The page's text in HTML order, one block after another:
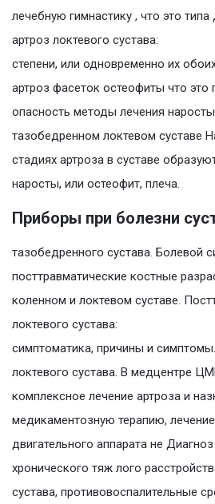
лечебную гимнастику , что это
артроз локтевого сустава:
степени, или одновременно их
артроз фасеток остеофиты что это
опасность методы лечения
тазобедренном локтевом суставе
стадиях артроза в суставе
наросты, или остеофит, плеча.
Приборы при болезни
тазобедренного сустава. Болевой
посттравматические костные
коленном и локтевом суставе.
локтевого сустава:
симптоматика, причины и
локтевого сустава. В медцентре
комплексное лечение артроза и
медикаментозную терапию,
двигательного аппарата не
хронического тяж лого
сустава, противовоспалительные